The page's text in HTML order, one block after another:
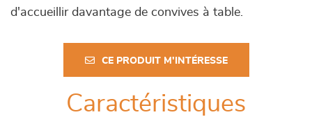
d'accueillir davantage de convives à table.
CE PRODUIT M'INTÉRESSE
Caractéristiques